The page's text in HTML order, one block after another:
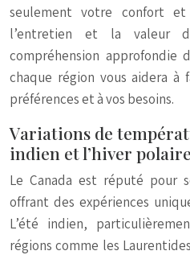
seulement votre confort
l’entretien et la valeur
compréhension approfondie
chaque région vous aidera à
préférences et à vos besoins.
Variations de
indien et l’hiver polaire
Le Canada est réputé pour
offrant des expériences
L’été indien,
régions comme les